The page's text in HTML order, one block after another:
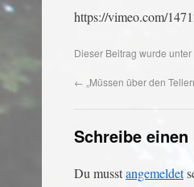
https://vimeo.com/
Dieser Beitrag wurde unter
← „Müssen über den
Schreibe
Du musstangemeldet